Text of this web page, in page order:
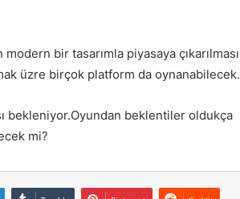
bir tasarımla piyasaya çıkarılması
üzre birçok platform da oynanabilecek.
bekleniyor.Oyundan beklentiler oldukça
mi?